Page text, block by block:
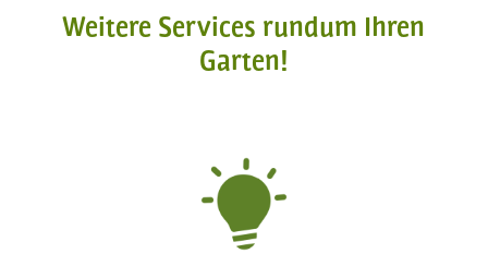
Weitere Services rundum Ihren
Garten!